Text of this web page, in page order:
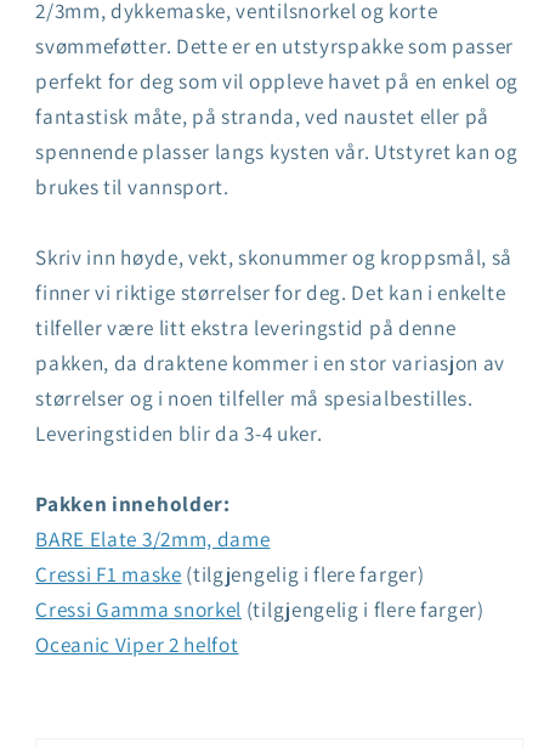
2/3mm, dykkemaske, ventilsnorkel og korte
svømmeføtter. Dette er en utstyrspakke som passer
perfekt for deg som vil oppleve havet på en enkel og
fantastisk måte, på stranda, ved naustet eller på
spennende plasser langs kysten vår. Utstyret kan og
brukes til vannsport.
Skriv inn høyde, vekt, skonummer og kroppsmål, så
finner vi riktige størrelser for deg. Det kan i enkelte
tilfeller være litt ekstra leveringstid på denne
pakken, da draktene kommer i en stor variasjon av
størrelser og i noen tilfeller må spesialbestilles.
Leveringstiden blir da 3-4 uker.
Pakken inneholder:
BARE Elate 3/2mm, dame
Cressi F1 maske (tilgjengelig i flere farger)
Cressi Gamma snorkel (tilgjengelig i flere farger)
Oceanic Viper 2 helfot